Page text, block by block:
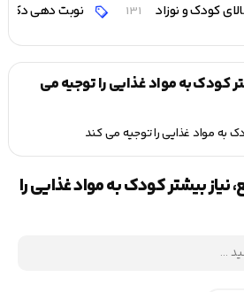
کودک و نوزاد 131 نوبت دهی
کودک به مواد غذایی را توجیه می
به مواد غذایی را توجیه می کند
بیشتر کودک به مواد غذایی را